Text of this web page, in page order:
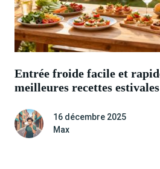
Entrée froide facile et
meilleures recettes estivales
16 décembre 2025
Max